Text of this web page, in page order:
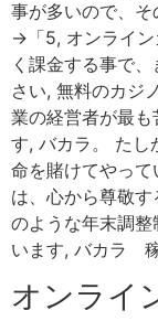
事が多いので、
→「5, オンライ
く課金する事で
さい, 無料のカジ
業の経営者が最も
す, バカラ。 たし
命を賭けてやっ
は、心から尊敬
のような年末調
います, バカラ 稼
オンライ